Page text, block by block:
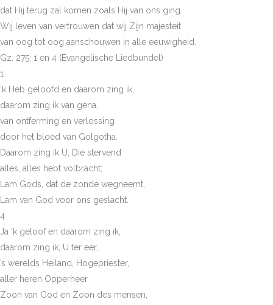
dat Hij terug zal komen zoals Hij van ons ging.
Wij leven van vertrouwen dat wij Zijn majesteit
van oog tot oog aanschouwen in alle eeuwigheid.
Gz. 275: 1 en 4 (Evangelische Liedbundel)
1
‘k Heb geloofd en daarom zing ik,
daarom zing ik van gena,
van ontferming en verlossing
door het bloed van Golgotha.
Daarom zing ik U, Die stervend
alles, alles hebt volbracht;
Lam Gods, dat de zonde wegneemt,
Lam van God voor ons geslacht.
4
Ja ‘k geloof en daarom zing ik,
daarom zing ik, U ter eer,
’s werelds Heiland, Hogepriester,
aller heren Opperheer.
Zoon van God en Zoon des mensen,